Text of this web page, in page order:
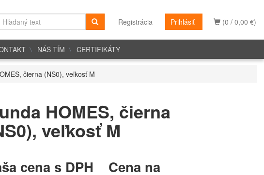
(0 / 0,00 €)
Registrácia Prihlásiť
NÁŠ TÍM CERTIFIKÁTY
čierna (NS0), veľkosť M
HOMES, čierna
veľkosť M
cena s DPH
Cena na